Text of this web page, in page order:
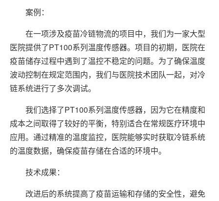
案例：
在一项涉及疫苗冷链物流的项目中，我们为一家大型
医院提供了PT100系列温度传感器。项目的初期，医院在
疫苗储存过程中遇到了温控不稳定的问题。为了确保温度
波动控制在规定范围内，我们与医院技术团队一起，对冷
链系统进行了多次调试。
我们选择了PT100系列温度传感器，因为它在精度和
成本之间取得了较好的平衡，特别适合在常规医疗环境中
应用。通过精准的温度监控，医院能够实时获取冷链系统
的温度数据，确保疫苗存储在合适的环境中。
技术成果：
改进后的系统提高了疫苗运输和存储的安全性，避免